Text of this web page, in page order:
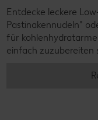
Entdecke leckere
Pastinakennudeln"
für
einfach zuzubereiten